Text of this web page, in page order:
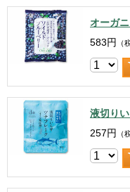
オーガ
583円 （
液切り
257円 （